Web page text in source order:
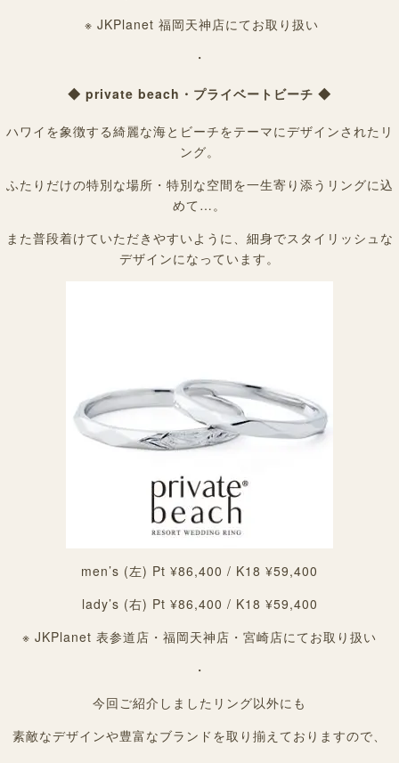
※ JKPlanet 福岡天神店にてお取り扱い
・
◆ private beach・プライベートビーチ ◆
ハワイを象徴する綺麗な海とビーチをテーマにデザインされたリ
ング。
ふたりだけの特別な場所・特別な空間を一生寄り添うリングに込
めて…。
また普段着けていただきやすいように、細身でスタイリッシュな
デザインになっています。
men’s (左) Pt ¥86,400 / K18 ¥59,400
lady’s (右) Pt ¥86,400 / K18 ¥59,400
※ JKPlanet 表参道店・福岡天神店・宮崎店にてお取り扱い
・
今回ご紹介しましたリング以外にも
素敵なデザインや豊富なブランドを取り揃えておりますので、